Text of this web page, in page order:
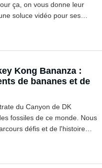
ça, on vous donne leur
soluce vidéo pour ses
Kong Bananza :
de bananes et de
du Canyon de DK
fossiles de ce monde. Nous
défis et de l'histoire